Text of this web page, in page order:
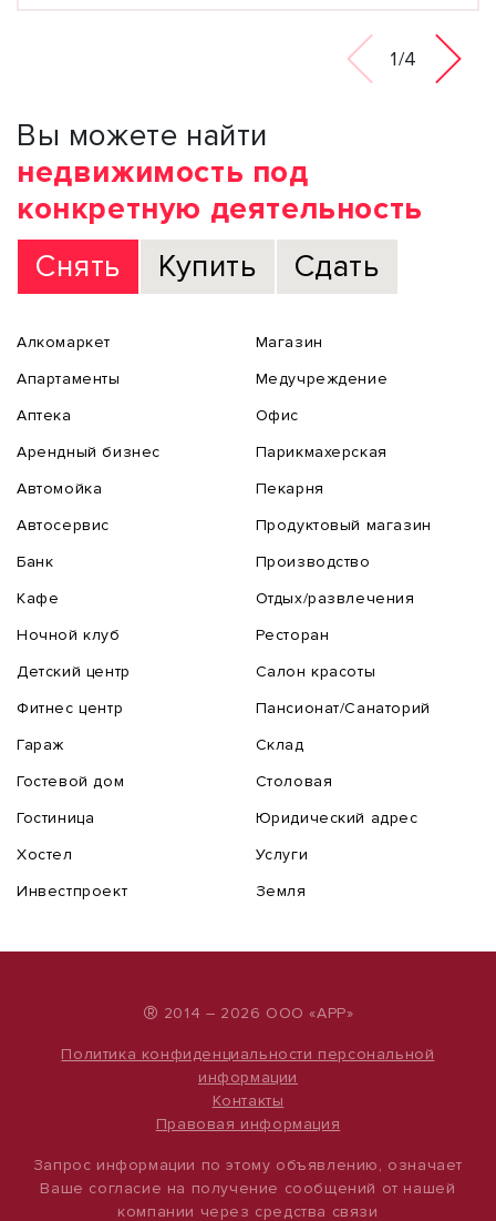
1/4
Вы можете найти
недвижимость под
конкретную деятельность
Снять
Купить Сдать
Алкомаркет
Апартаменты
Аптека
Арендный бизнес
Автомойка
Автосервис
Банк
Кафе
Ночной клуб
Детский центр
Фитнес центр
Гараж
Гостевой дом
Гостиница
Хостел
Инвестпроект
Магазин
Медучреждение
Офис
Парикмахерская
Пекарня
Продуктовый магазин
Производство
Отдых/развлечения
Ресторан
Салон красоты
Пансионат/Санаторий
Склад
Столовая
Юридический адрес
Услуги
Земля
® 2014 – 2026 ООО «АРР»
Политика конфиденциальности персональной
информации
Контакты
Правовая информация
Запрос информации по этому объявлению, означает
Ваше согласие на получение сообщений от нашей
компании через средства связи